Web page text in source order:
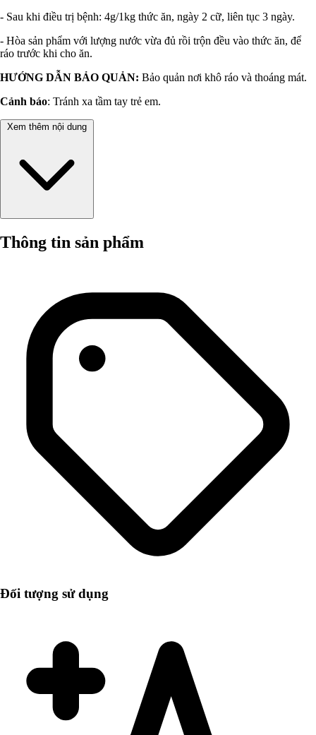
- Sau khi điều trị bệnh: 4g/1kg thức ăn, ngày 2 cữ, liên tục 3 ngày.
- Hòa sản phẩm với lượng nước vừa đủ rồi trộn đều vào thức ăn, để
ráo trước khi cho ăn.
HƯỚNG DẪN BẢO QUẢN: Bảo quản nơi khô ráo và thoáng mát.
Cảnh báo: Tránh xa tầm tay trẻ em.
Xem thêm nội dung
Thông tin sản phẩm
Đối tượng sử dụng